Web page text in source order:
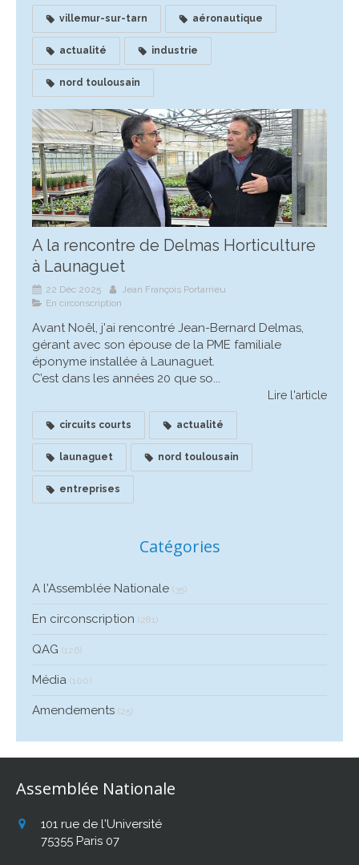
villemur-sur-tarn aéronautique
actualité industrie
nord toulousain
A la rencontre de Delmas Horticulture
à Launaguet
22 Déc 2025
Jean François Portarrieu
En circonscription
Avant Noêl, j'ai rencontré Jean-Bernard Delmas,
gérant avec son épouse de la PME familiale
éponyme installée à Launaguet.
C’est dans les années 20 que so...
Lire l'article
circuits courts actualité
launaguet nord toulousain
entreprises
Catégories
A l'Assemblée Nationale (35)
En circonscription (281)
QAG (126)
Média (100)
Amendements (25)
Assemblée Nationale
101 rue de l'Université
75355 Paris 07